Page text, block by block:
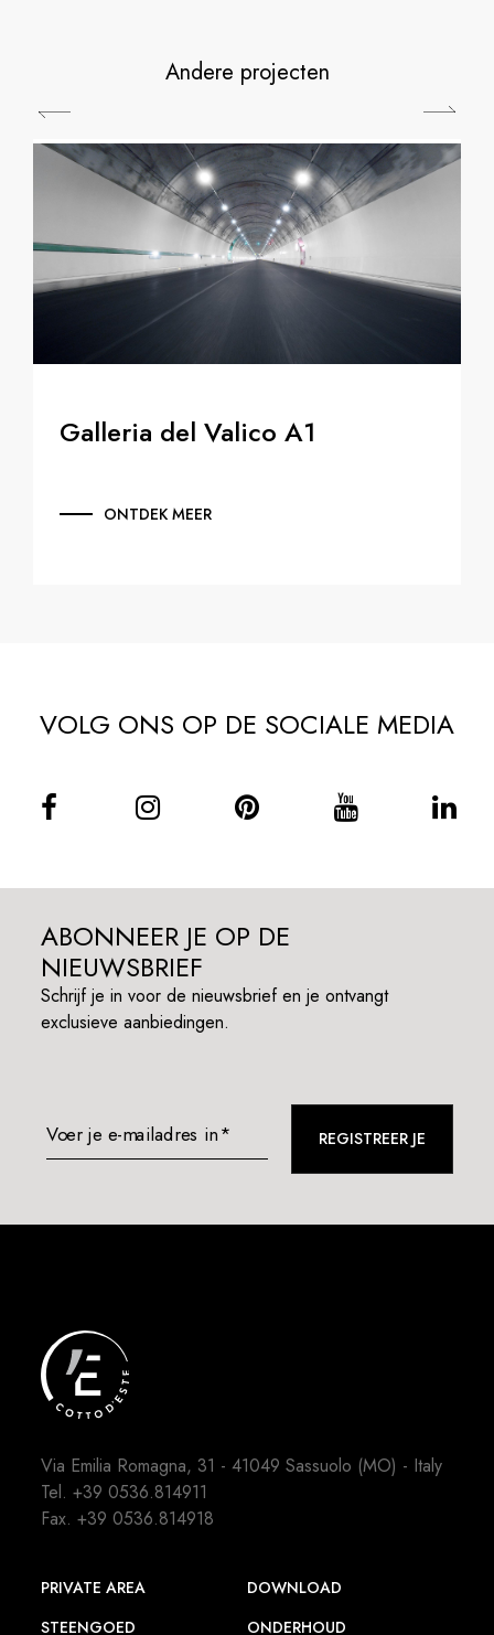
Andere projecten
Galleria del Valico A1
ONTDEK MEER
VOLG ONS OP DE SOCIALE MEDIA
ABONNEER JE OP DE
NIEUWSBRIEF
Schrijf je in voor de nieuwsbrief en je ontvangt
exclusieve aanbiedingen.
Voer je e-mailadres in* REGISTREER JE
Via Emilia Romagna, 31 - 41049 Sassuolo (MO) - Italy
Tel.+39 0536.814911
Fax. +39 0536.814918
PRIVATE AREA
DOWNLOAD
STEENGOED
ONDERHOUD